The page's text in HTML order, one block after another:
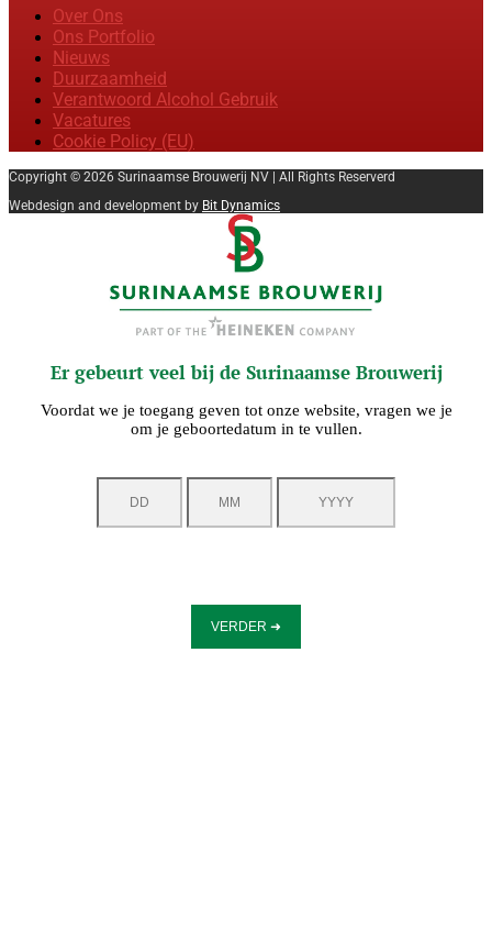
Over Ons
Ons Portfolio
Nieuws
Duurzaamheid
Verantwoord Alcohol Gebruik
Vacatures
Cookie Policy (EU)
Copyright © 2026 Surinaamse Brouwerij NV | All Rights Reserverd
Webdesign and development by Bit Dynamics
Er gebeurt veel bij de Surinaamse Brouwerij
Voordat we je toegang geven tot onze website, vragen we je
om je geboortedatum in te vullen.